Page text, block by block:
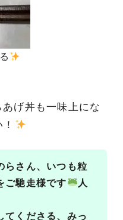
げ丼も一味上にな
さん、 いつも粒
ご馳走様です
人
てくださる、みっ